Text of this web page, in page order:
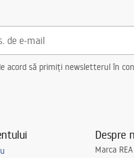
acord să primiți newsletterul în
Despre
Marca